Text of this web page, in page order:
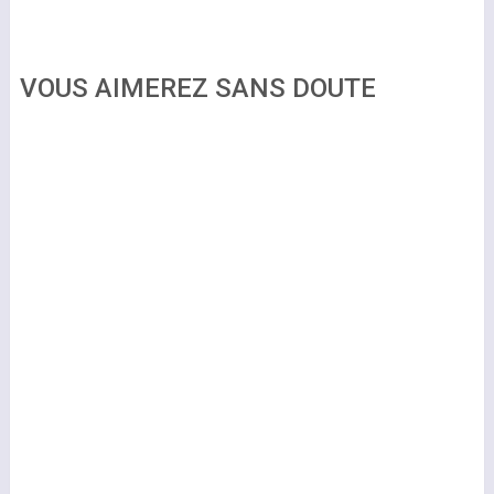
VOUS AIMEREZ SANS DOUTE